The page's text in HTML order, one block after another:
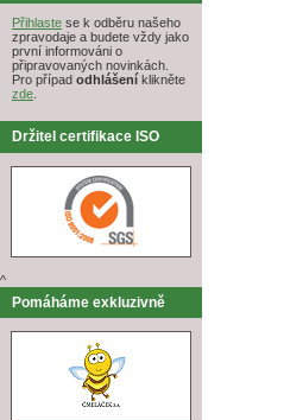
Přihlaste se k odběru našeho
zpravodaje a budete vždy jako
první informováni o
připravovaných novinkách.
Pro případ odhlášení klikněte
zde.
Držitel certifikace ISO
^
Pomáháme exkluzivně